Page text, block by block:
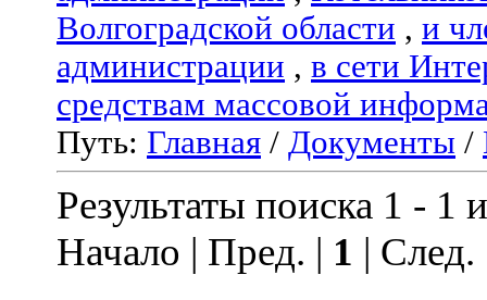
Волгоградской области , и
администрации , в сети
средствам массовой
Путь: Главная / Документы /
Результаты поиска 1 - 1
Начало | Пред. | 1 |